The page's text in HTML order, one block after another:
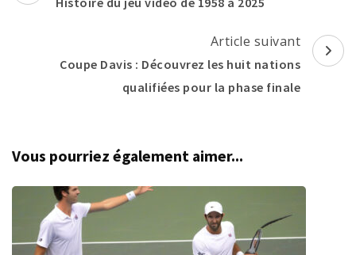
Article suivant
Coupe Davis : Découvrez les huit nations
qualifiées pour la phase finale
Vous pourriez également aimer...